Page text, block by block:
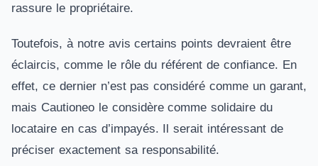
rassure le propriétaire.
Toutefois, à notre avis certains points devraient être
éclaircis, comme le rôle du référent de confiance. En
effet, ce dernier n’est pas considéré comme un garant,
mais Cautioneo le considère comme solidaire du
locataire en cas d’impayés. Il serait intéressant de
préciser exactement sa responsabilité.